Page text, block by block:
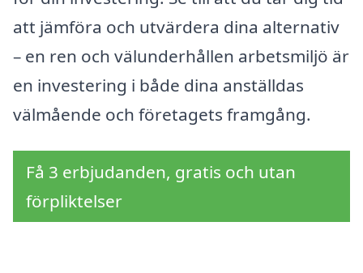
att jämföra och utvärdera dina alternativ
– en ren och välunderhållen arbetsmiljö är
en investering i både dina anställdas
välmående och företagets framgång.
Få 3 erbjudanden, gratis och utan
förpliktelser